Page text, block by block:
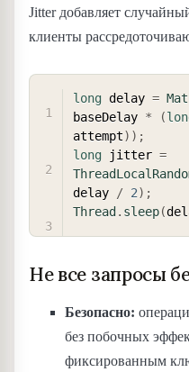
Jitter добавляет
клиенты
long delay =
baseDelay * (
attempt) ) ;
long jitter =
delay / 2) ;
Thread . sleep(
Не все запросы
Безопасно:
без побочных
фиксированным